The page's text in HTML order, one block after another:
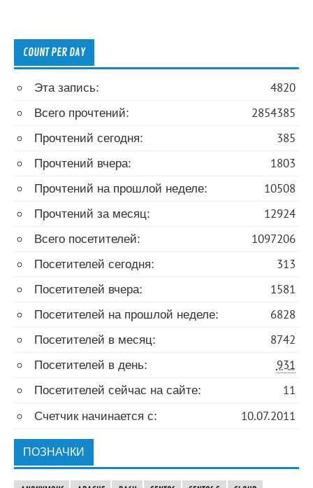
COUNT PER DAY
4820
Эта запись:
2854385
Всего прочтений:
385
Прочтений сегодня:
1803
Прочтений вчера:
10508
Прочтений на прошлой неделе:
12924
Прочтений за месяц:
1097206
Всего посетителей:
313
Посетителей сегодня:
1581
Посетителей вчера:
6828
Посетителей на прошлой неделе:
8742
Посетителей в месяц:
931
Посетителей в день:
11
Посетителей сейчас на сайте:
10.07.2011
Счетчик начинается с:
ПОЗНАЧКИ